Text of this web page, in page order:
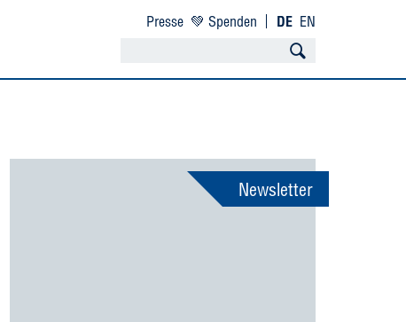
Presse 💚 Spenden DE EN
Newsletter